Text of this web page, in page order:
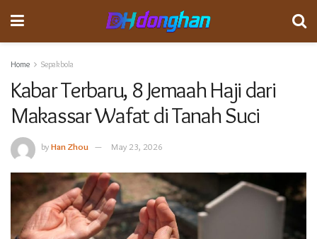
Home Sepakbola
Kabar Terbaru, 8 Jemaah Haji dari
Makassar Wafat di Tanah Suci
byHan Zhou May 23, 2026